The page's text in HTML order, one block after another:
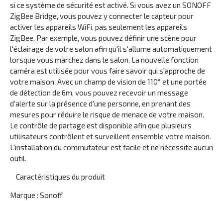
si ce système de sécurité est activé. Si vous avez un SONOFF
ZigBee Bridge, vous pouvez y connecter le capteur pour
activer les appareils WiFi, pas seulement les appareils
ZigBee. Par exemple, vous pouvez définir une scène pour
l'éclairage de votre salon afin qu'il s'allume automatiquement
lorsque vous marchez dans le salon. La nouvelle fonction
caméra est utilisée pour vous faire savoir qui s'approche de
votre maison. Avec un champ de vision de 110° et une portée
de détection de 6m, vous pouvez recevoir un message
d'alerte sur la présence d'une personne, en prenant des
mesures pour réduire le risque de menace de votre maison.
Le contrôle de partage est disponible afin que plusieurs
utilisateurs contrôlent et surveillent ensemble votre maison.
L'installation du commutateur est facile et ne nécessite aucun
outil.
Caractéristiques du produit
Marque : Sonoff